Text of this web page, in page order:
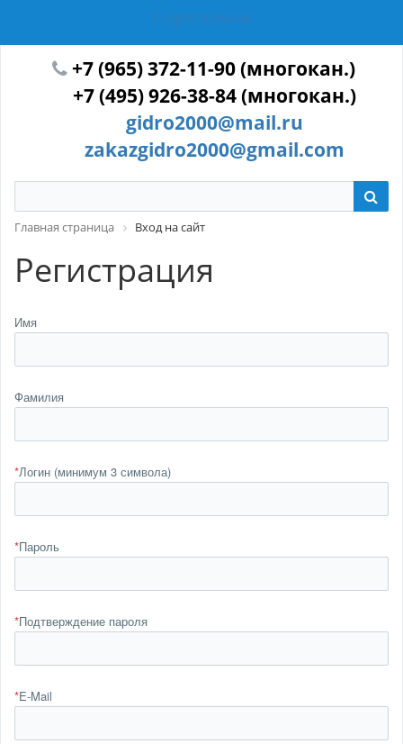
ГИДРОТЕХМАШ
+7 (965) 372-11-90 (многокан.)
+7 (495) 926-38-84 (многокан.)
gidro2000@mail.ru
zakazgidro2000@gmail.com
Главная страница Вход на сайт
Регистрация
Имя
Фамилия
*Логин (минимум 3 символа)
*Пароль
*Подтверждение пароля
*E-Mail